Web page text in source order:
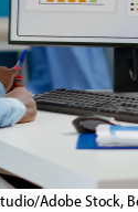
Adobe Stock,